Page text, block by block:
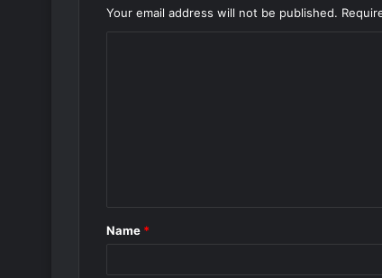
Your email address will not be published.
*
Name *